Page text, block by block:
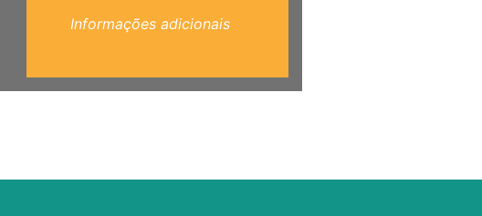
Informações adicionais